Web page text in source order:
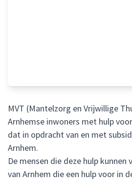
MVT (Mantelzorg en Vrijwillige
Arnhemse inwoners met hulp
dat in opdracht van en met
Arnhem.
De mensen die deze hulp kunnen
van Arnhem die een hulp voor in